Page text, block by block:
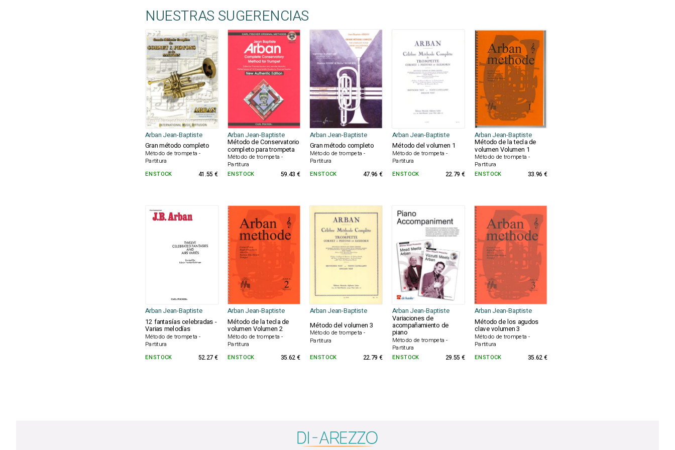
NUESTRAS SUGERENCIAS
Arban Jean-Baptiste Arban Jean-Baptiste Arban Jean-Baptiste Arban Jean-Baptiste Arban Jean-Baptiste
Gran método completo
Método de trompeta -
Partitura
Método de Conservatorio
completo para trompeta
Método de trompeta -
Partitura
Gran método completo
Método de trompeta -
Partitura
Método del volumen 1
Método de trompeta -
Partitura
Método de la tecla de
volumen Volumen 1
Método de trompeta -
Partitura
EN STOCK 41.55 € EN STOCK 59.43 € EN STOCK 47.96 € EN STOCK 22.79 € EN STOCK 33.96 €
Arban Jean-Baptiste Arban Jean-Baptiste Arban Jean-Baptiste Arban Jean-Baptiste
Arban Jean-Baptiste
12 fantasías celebradas -
Varias melodías
Método de trompeta -
Partitura
Método de la tecla de
volumen Volumen 2
Método de trompeta -
Partitura
Método del volumen 3
Método de trompeta -
Partitura
Variaciones de
acompañamiento de
piano
Método de trompeta -
Partitura
Método de los agudos
clave volumen 3
Método de trompeta -
Partitura
EN STOCK 52.27 € EN STOCK 35.62 € EN STOCK 22.79 € EN STOCK 29.55 € EN STOCK 35.62 €